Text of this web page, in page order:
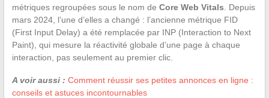
métriques regroupées sous le nom de Core Web Vitals . Depuis
mars 2024, l’une d’elles a changé : l’ancienne métrique FID
(First Input Delay) a été remplacée par INP (Interaction to Next
Paint), qui mesure la réactivité globale d’une page à chaque
interaction, pas seulement au premier clic.
A voir aussi : Comment réussir ses petites annonces en ligne :
conseils et astuces incontournables